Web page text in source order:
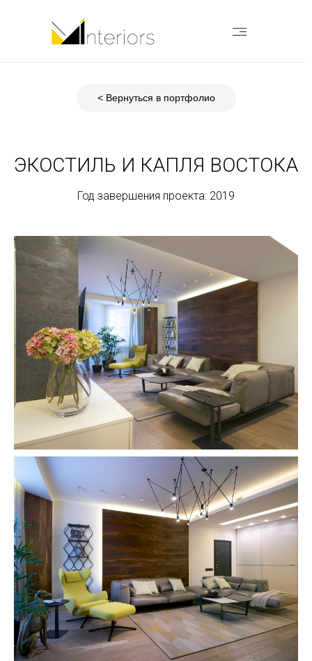
< Вернуться в портфолио
ЭКОСТИЛЬ И КАПЛЯ ВОСТОКА
Год завершения проекта: 2019